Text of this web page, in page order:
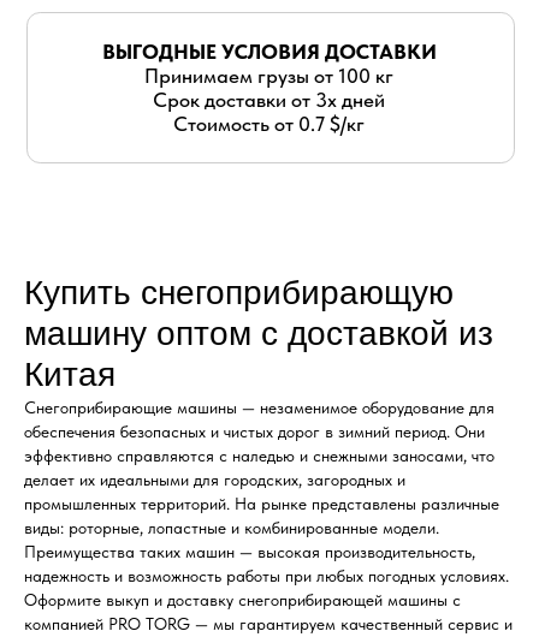
Купить снегоприбирающую
машину оптом с доставкой из
Китая
Снегоприбирающие машины — незаменимое оборудование для
обеспечения безопасных и чистых дорог в зимний период. Они
эффективно справляются с наледью и снежными заносами, что
делает их идеальными для городских, загородных и
промышленных территорий. На рынке представлены различные
виды: роторные, лопастные и комбинированные модели.
Преимущества таких машин — высокая производительность,
надежность и возможность работы при любых погодных условиях.
Оформите выкуп и доставку снегоприбирающей машины с
компанией PRO TORG — мы гарантируем качественный сервис и